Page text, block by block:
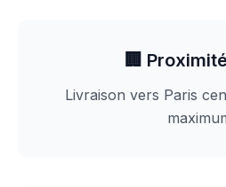
🏢
Livraison vers Paris